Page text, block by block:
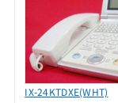
IX-24KTDXE(WHT)